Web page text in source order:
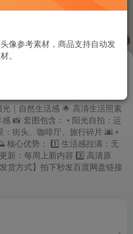
1/
阳光 636张+4视频
光｜自然生活感 🌟 高清生活照素
📸 套图包含： • 阳光自拍：运
街头、咖啡厅、旅行碎片 🌆 •
核心优势： 1️⃣ 生活感拉满：无
新：每周上新内容 3️⃣ 高清原
货方式】拍下秒发百度网盘链接
像参考素材，商品支持自动发
。